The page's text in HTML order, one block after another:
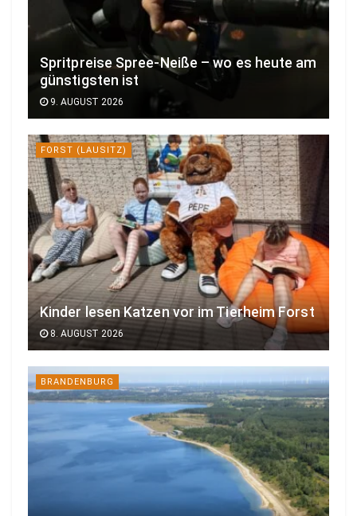
Spritpreise Spree-Neiße – wo es heute am
günstigsten ist
9. AUGUST 2026
FORST (LAUSITZ)
Kinder lesen Katzen vor im Tierheim Forst
8. AUGUST 2026
BRANDENBURG